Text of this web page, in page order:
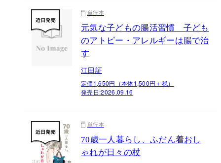
単行本
元気な子どもの腸活習慣 子ども
のアトピー・アレルギーは腸で治
す
江田証
定価1,650円（本体1,500円＋税）
発売日:2026.09.16
単行本
70歳一人暮らし、ふだん着おし
ゃれが日々の杖